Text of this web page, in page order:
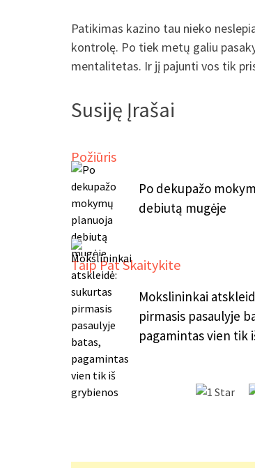
Patikimas kazino tau nieko
kontrolę. Po tiek metų galiu
mentalitetas. Ir jį pajunti vos tik
Susiję Įrašai
Požiūris
Po dekupažo
debiutą mugėje
Taip Pat Skaitykite
Mokslininkai
pirmasis pasaulyje
pagamintas vien tik